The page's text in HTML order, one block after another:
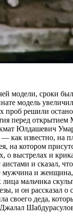
модели, сроки
модель
проб решили
перед
Юлдашевич
— как известно,
на котором
о выстрелах и
аистами и сказал,
и
мальчика
и он рассказал
своего деда,